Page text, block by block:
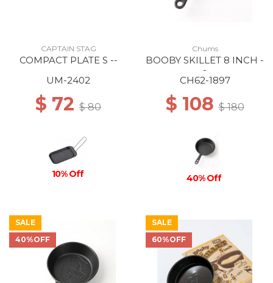
CAPTAIN STAG
COMPACT PLATE S --
UM-2402
$ 72 $ 80
10% Off
Chums
BOOBY SKILLET 8 INCH -
-
CH62-1897
$ 108$ 180
40% Off
SALE
40%OFF
SALE
60%OFF